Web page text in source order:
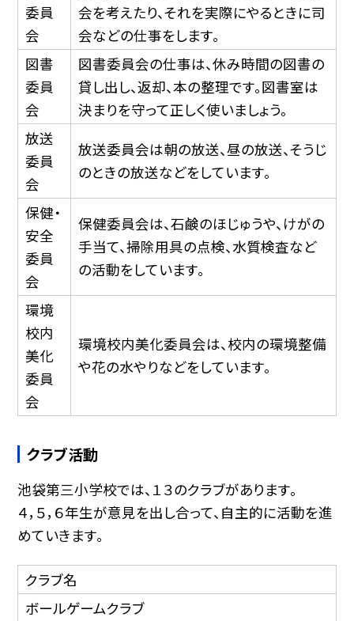
委員
会
会を考えたり、それを実際にやるときに司
会などの仕事をします。
図書
委員
会
図書委員会の仕事は、休み時間の図書の
貸し出し、返却、本の整理です。図書室は
決まりを守って正しく使いましょう。
放送
委員
会
放送委員会は朝の放送、昼の放送、そうじ
のときの放送などをしています。
保健・
安全
委員
会
保健委員会は、石鹸のほじゅうや、けがの
手当て、掃除用具の点検、水質検査など
の活動をしています。
環境
校内
美化
委員
会
環境校内美化委員会は、校内の環境整備
や花の水やりなどをしています。
クラブ活動
池袋第三小学校では、１３のクラブがあります。
４，５，６年生が意見を出し合って、自主的に活動を進
めていきます。
クラブ名
ボールゲームクラブ